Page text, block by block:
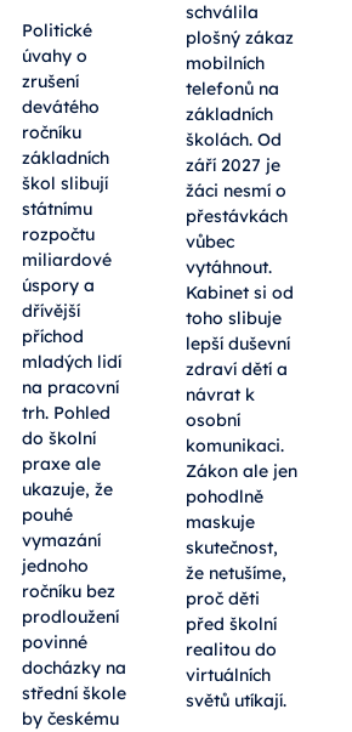
Politické
úvahy o
zrušení
devátého
ročníku
základních
škol slibují
státnímu
rozpočtu
miliardové
úspory a
dřívější
příchod
mladých lidí
na pracovní
trh. Pohled
do školní
praxe ale
ukazuje, že
pouhé
vymazání
jednoho
ročníku bez
prodloužení
povinné
docházky na
střední škole
by českému
schválila
plošný zákaz
mobilních
telefonů na
základních
školách. Od
září 2027 je
žáci nesmí o
přestávkách
vůbec
vytáhnout.
Kabinet si od
toho slibuje
lepší duševní
zdraví dětí a
návrat k
osobní
komunikaci.
Zákon ale jen
pohodlně
maskuje
skutečnost,
že netušíme,
proč děti
před školní
realitou do
virtuálních
světů utíkají.